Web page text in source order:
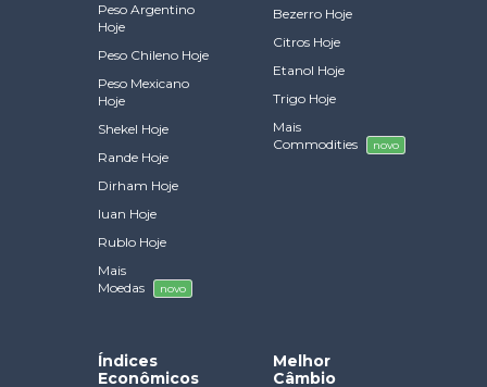
Peso Argentino
Hoje
Peso Chileno Hoje
Peso Mexicano
Hoje
Shekel Hoje
Rande Hoje
Dirham Hoje
Iuan Hoje
Rublo Hoje
Mais
Moedas
novo
Bezerro Hoje
Citros Hoje
Etanol Hoje
Trigo Hoje
Mais
Commodities
novo
Índices
Econômicos
Melhor
Câmbio